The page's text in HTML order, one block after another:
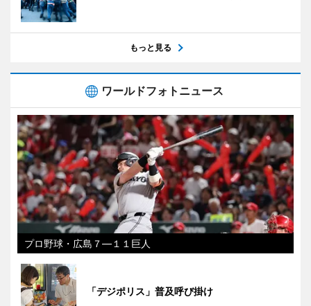
もっと見る
ワールドフォトニュース
プロ野球・広島７―１１巨人
「デジポリス」普及呼び掛け